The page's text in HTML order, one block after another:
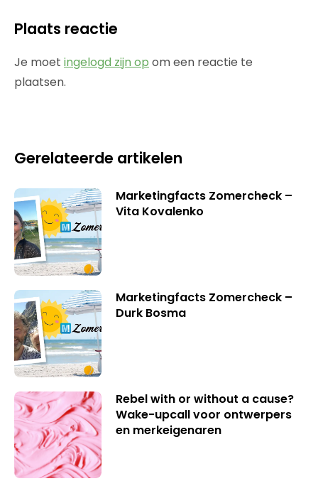
Plaats reactie
Je moet ingelogd zijn op om een reactie te
plaatsen.
Gerelateerde artikelen
Marketingfacts Zomercheck –
Vita Kovalenko
Marketingfacts Zomercheck –
Durk Bosma
Rebel with or without a cause?
Wake-upcall voor ontwerpers
en merkeigenaren